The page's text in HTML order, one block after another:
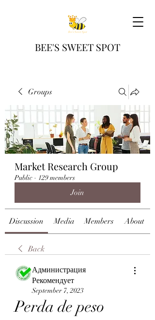
BEE'S SWEET SPOT
Groups
Market Research Group
Public · 129 members
Join
Discussion Media Members About
Back
Администрация
Рекомендует
September 7, 2023
Perda de peso